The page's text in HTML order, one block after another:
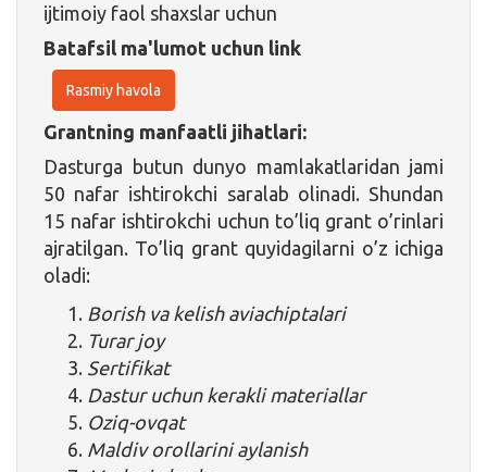
ijtimoiy faol shaxslar uchun
Batafsil ma'lumot uchun link
Rasmiy havola
Grantning manfaatli jihatlari:
Dasturga butun dunyo mamlakatlaridan jami
50 nafar ishtirokchi saralab olinadi. Shundan
15 nafar ishtirokchi uchun to’liq grant o’rinlari
ajratilgan. To’liq grant quyidagilarni o’z ichiga
oladi:
Borish va kelish aviachiptalari
Turar joy
Sertifikat
Dastur uchun kerakli materiallar
Oziq-ovqat
Maldiv orollarini aylanish